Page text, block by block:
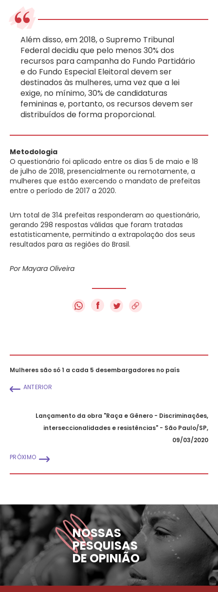
Além disso, em 2018, o Supremo Tribunal
Federal decidiu que pelo menos 30% dos
recursos para campanha do Fundo Partidário
e do Fundo Especial Eleitoral devem ser
destinados às mulheres, uma vez que a lei
exige, no mínimo, 30% de candidaturas
femininas e, portanto, os recursos devem ser
distribuídos de forma proporcional.
Metodologia
O questionário foi aplicado entre os dias 5 de maio e 18
de julho de 2018, presencialmente ou remotamente, a
mulheres que estão exercendo o mandato de prefeitas
entre o período de 2017 a 2020.
Um total de 314 prefeitas responderam ao questionário,
gerando 298 respostas válidas que foram tratadas
estatisticamente, permitindo a extrapolação dos seus
resultados para as regiões do Brasil.
Por Mayara Oliveira
f
Mulheres são só 1 a cada 5 desembargadores no país
ANTERIOR
Lançamento da obra "Raça e Gênero - Discriminações,
interseccionalidades e resistências" - São Paulo/SP,
09/03/2020
PRÓXIMO
NOSSAS
PESQUISAS
DE OPINIÃO